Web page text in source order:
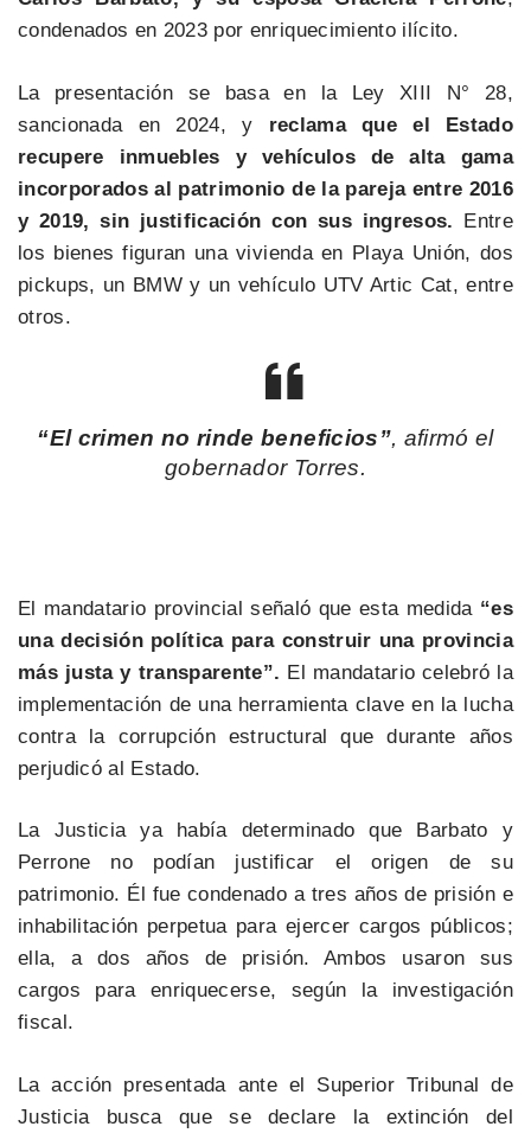
condenados en 2023 por enriquecimiento ilícito.
La presentación se basa en la Ley XIII N° 28,
sancionada en 2024, y reclama que el Estado
recupere inmuebles y vehículos de alta gama
incorporados al patrimonio de la pareja entre 2016
y 2019, sin justificación con sus ingresos. Entre
los bienes figuran una vivienda en Playa Unión, dos
pickups, un BMW y un vehículo UTV Artic Cat, entre
otros.
“El crimen no rinde beneficios”, afirmó el
gobernador Torres.
El mandatario provincial señaló que esta medida “es
una decisión política para construir una provincia
más justa y transparente”. El mandatario celebró la
implementación de una herramienta clave en la lucha
contra la corrupción estructural que durante años
perjudicó al Estado.
La Justicia ya había determinado que Barbato y
Perrone no podían justificar el origen de su
patrimonio. Él fue condenado a tres años de prisión e
inhabilitación perpetua para ejercer cargos públicos;
ella, a dos años de prisión. Ambos usaron sus
cargos para enriquecerse, según la investigación
fiscal.
La acción presentada ante el Superior Tribunal de
Justicia busca que se declare la extinción del